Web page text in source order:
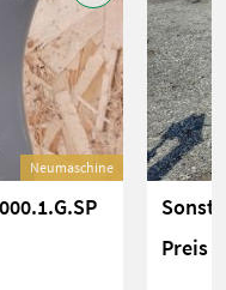
Neumaschine
Preis